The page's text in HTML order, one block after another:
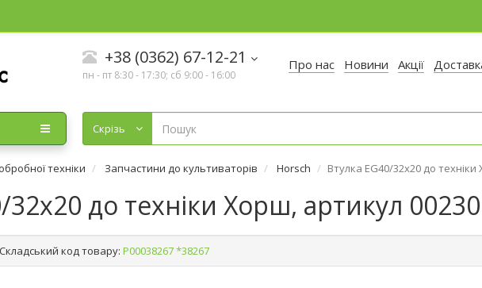
+38 (0362) 67-12-21
пн - пт 8:30 - 17:30; сб 9:00 - 16:00
Про нас Новини Акції
Cкрізь
техніки Запчастини до культиваторів Horsch Втулка EG40/32х20 до
32х20 до техніки Хорш, артикул
Складський код товару: Р00038267 *38267